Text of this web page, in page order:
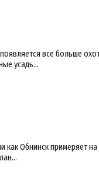
все больше
усадь…
как Обнинск примеряет на